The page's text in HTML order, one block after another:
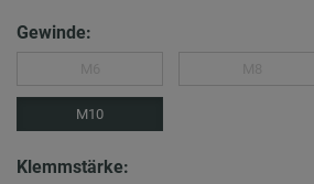
Gewinde:
M10
Klemmstärke: